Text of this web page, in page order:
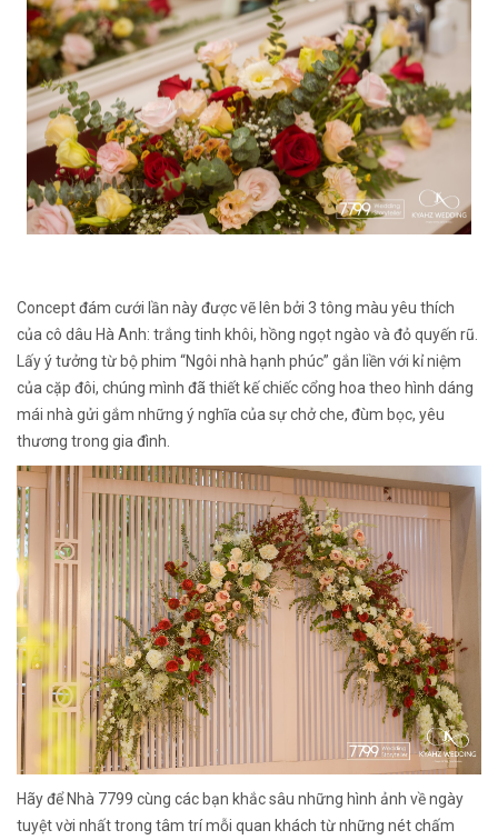
Concept đám cưới lần này được vẽ lên bởi 3 tông màu yêu thích
của cô dâu Hà Anh: trắng tinh khôi, hồng ngọt ngào và đỏ quyến rũ.
Lấy ý tưởng từ bộ phim “Ngôi nhà hạnh phúc” gắn liền với kỉ niệm
của cặp đôi, chúng mình đã thiết kế chiếc cổng hoa theo hình dáng
mái nhà gửi gắm những ý nghĩa của sự chở che, đùm bọc, yêu
thương trong gia đình.
Hãy để Nhà 7799 cùng các bạn khắc sâu những hình ảnh về ngày
tuyệt vời nhất trong tâm trí mỗi quan khách từ những nét chấm